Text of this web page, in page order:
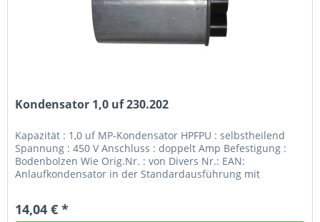
Kondensator 1,0 uf 230.202
Kapazität : 1,0 uf MP-Kondensator HPFPU : selbstheilend
Spannung : 450 V Anschluss : doppelt Amp Befestigung :
Bodenbolzen Wie Orig.Nr. : von Divers Nr.: EAN:
Anlaufkondensator in der Standardausführung mit
14,04 € *